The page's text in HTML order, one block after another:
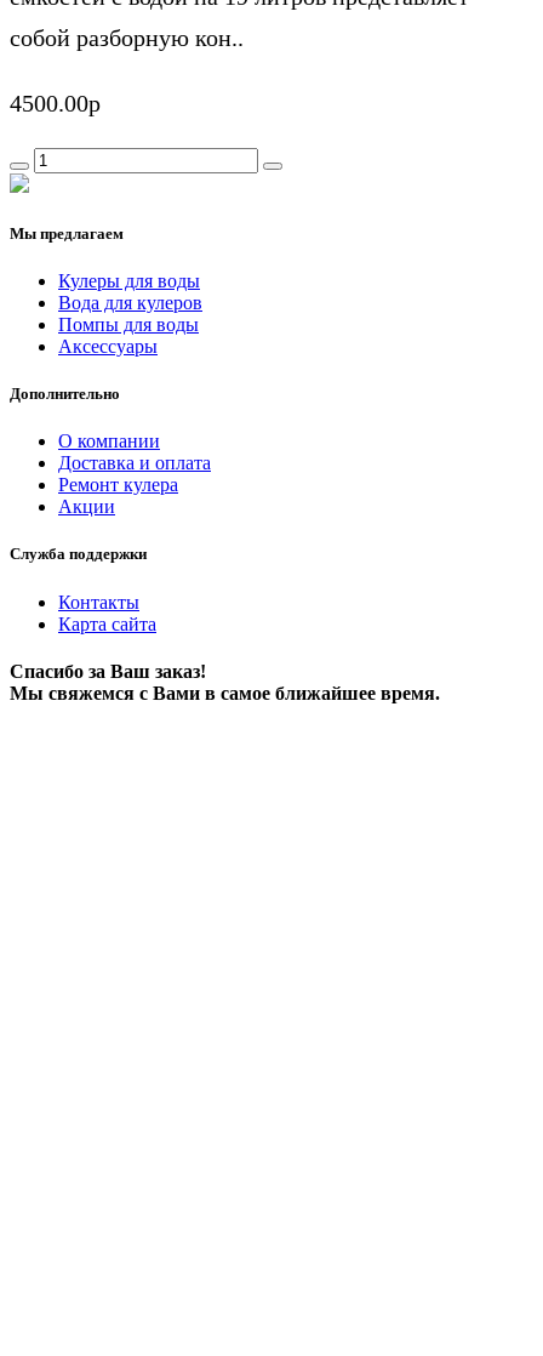
собой разборную кон..
4500.00р
Мы предлагаем
Кулеры для воды
Вода для кулеров
Помпы для воды
Аксессуары
Дополнительно
О компании
Доставка и оплата
Ремонт кулера
Акции
Служба поддержки
Контакты
Карта сайта
Спасибо за Ваш заказ!
Мы свяжемся с Вами в самое ближайшее время.